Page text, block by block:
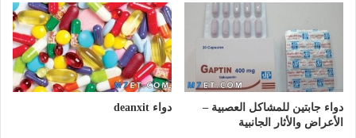
دواء جابتين للمشاكل العصبية –
الأعراض والأثار الجانبية
دواء deanxit